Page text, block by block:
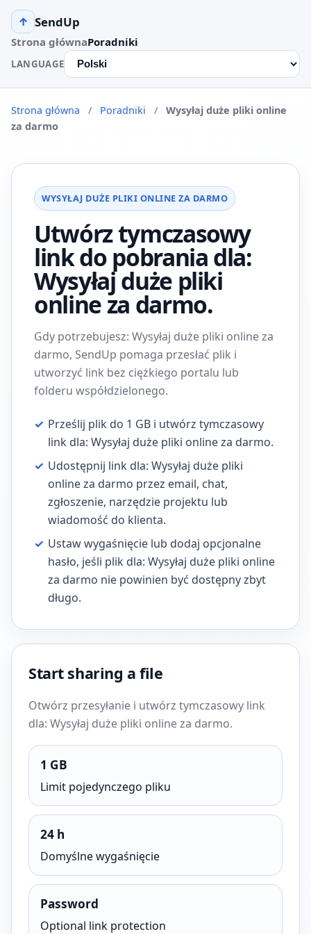
↑ SendUp
Strona głównaPoradniki
LANGUAGE
Strona główna / Poradniki /
Wysyłaj duże pliki online
za darmo
WYSYŁAJ DUŻE PLIKI ONLINE ZA DARMO
Utwórz tymczasowy
link do pobrania dla:
Wysyłaj duże pliki
online za darmo.
Gdy potrzebujesz: Wysyłaj duże pliki online za
darmo, SendUp pomaga przesłać plik i
utworzyć link bez ciężkiego portalu lub
folderu współdzielonego.
✓ Prześlij plik do 1 GB i utwórz tymczasowy
link dla: Wysyłaj duże pliki online za darmo.
✓ Udostępnij link dla: Wysyłaj duże pliki
online za darmo przez email, chat,
zgłoszenie, narzędzie projektu lub
wiadomość do klienta.
✓ Ustaw wygaśnięcie lub dodaj opcjonalne
hasło, jeśli plik dla: Wysyłaj duże pliki online
za darmo nie powinien być dostępny zbyt
długo.
Start sharing a file
Otwórz przesyłanie i utwórz tymczasowy link
dla: Wysyłaj duże pliki online za darmo.
1 GB
Limit pojedynczego pliku
24 h
Domyślne wygaśnięcie
Password
Optional link protection